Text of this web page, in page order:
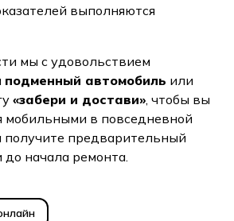
выполняются
мы с удовольствием
подменный автомобиль или
«забери и достави», чтобы вы
мобильными в повседневной
предварительный
до начала ремонта.